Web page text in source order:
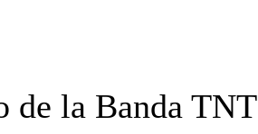
de la Banda TNT